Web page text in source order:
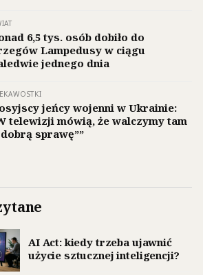
6,5 tys. osób dobiło do
Lampedusy w ciągu
jednego dnia
jeńcy wojenni w Ukrainie:
telewizji mówią, że walczymy tam
sprawę””
AI Act: kiedy trzeba ujawnić
użycie sztucznej inteligencji?